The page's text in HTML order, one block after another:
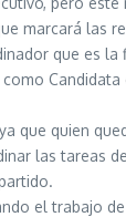
marcará las
que es la
Candidata
que quien
las tareas
el trabajo